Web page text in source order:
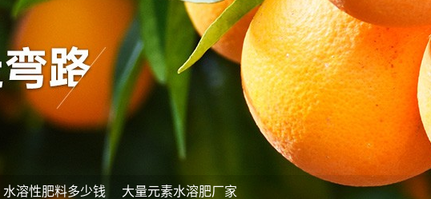
水溶性肥料多少钱 大量元素水溶肥厂家